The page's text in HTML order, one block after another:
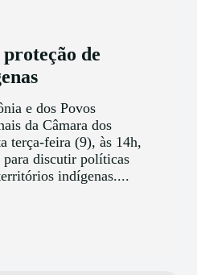
de
e dos Povos
da Câmara dos
terça-feira (9), às 14h,
discutir políticas
indígenas....